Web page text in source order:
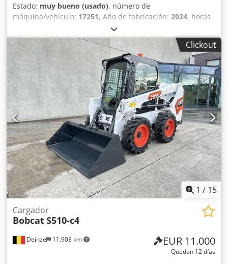
Estado: muy bueno (usado), número de
máquina/vehículo: 17251, Año de fabricación: 2024, horas
, capacidad de carga:
altura de elevación:4.730 mm, ascensor libre:1.470 mm,
centro de carga:
500 mm , tipo de combustible: diésel, tipo
triple , altura de construcción:2.190 mm,
longitud de la horquilla:
1.050 mm, tamaño del neumático
delantero: 7.00-15 5.50
, tamaño del neumático trasero:
6.50-10
, peso total: 4.053 kg, 5215420 Chedpfozr Db Hox
Ailoa Número de serie: FDA2A-5052-00236
Clickout
1 / 15
Deinze 11.903 km
Cargador
BobcatS510-c4
EUR 11.000
Quedan 12 días